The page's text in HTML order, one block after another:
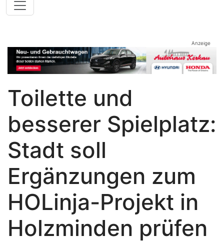
Anzeige
Toilette und
besserer Spielplatz:
Stadt soll
Ergänzungen zum
HOLinja-Projekt in
Holzminden prüfen